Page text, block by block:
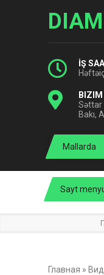
İŞ
Səttar
Bakı,
Sayt
Главная »